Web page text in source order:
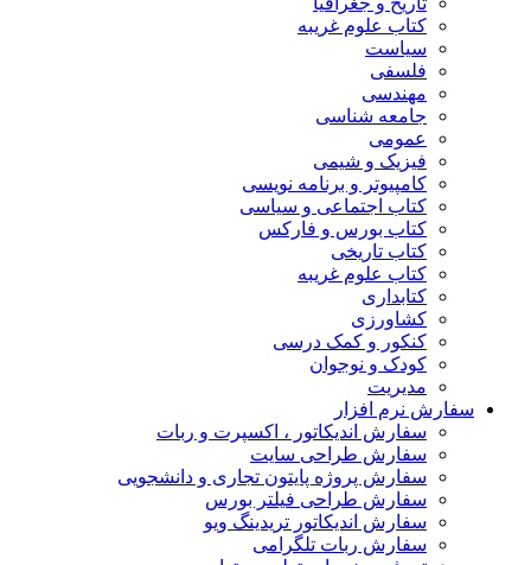
کتاب علوم غریبه
سیاست
فلسفی
مهندسی
جامعه شناسی
عمومی
فیزیک و شیمی
کامپیوتر و برنامه نویسی
کتاب اجتماعی و سیاسی
کتاب بورس و فارکس
کتاب تاریخی
کتاب علوم غریبه
کتابداری
کشاورزی
کنکور و کمک‌ درسی
کودک و نوجوان
مدیریت
سفارش نرم افزار
سفارش اندیکاتور ، اکسپرت و ربات
سفارش طراحی سایت
سفارش پروژه پایتون تجاری و دانشجویی
سفارش طراحی فیلتر بورس
سفارش اندیکاتور تریدینگ ویو
سفارش ربات تلگرامی